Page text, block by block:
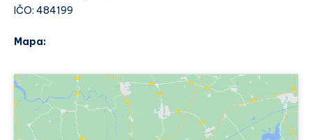
IČO: 484199
Mapa: